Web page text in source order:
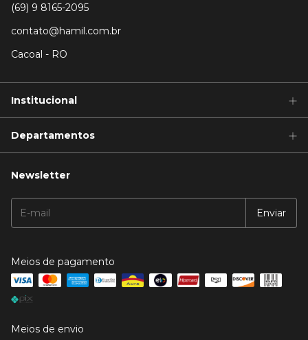
(69) 9 8165-2095
contato@hamil.com.br
Cacoal - RO
Institucional
Departamentos
Newsletter
Meios de pagamento
Meios de envio